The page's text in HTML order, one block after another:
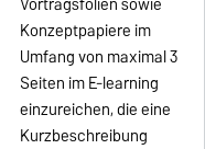
Konzeptpapiere im
Umfang von maximal 3
Seiten im E-learning
einzureichen, die eine
Kurzbeschreibung